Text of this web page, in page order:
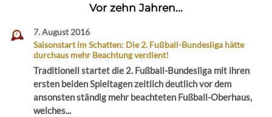
Vor zehn Jahren...
7. August 2016
Saisonstart im Schatten: Die 2. Fußball-Bundesliga hätte
durchaus mehr Beachtung verdient!
Traditionell startet die 2. Fußball-Bundesliga mit ihren
ersten beiden Spieltagen zeitlich deutlich vor dem
ansonsten ständig mehr beachteten Fußball-Oberhaus,
welches...